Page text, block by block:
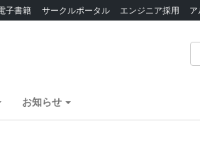
子書籍 サークルポータル エンジニア採用
お知らせ